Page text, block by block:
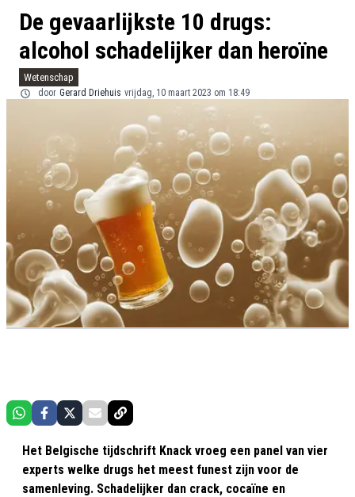
De gevaarlijkste 10 drugs:
alcohol schadelijker dan heroïne
Wetenschap
door Gerard Driehuis vrijdag, 10 maart 2023 om 18:49
Het Belgische tijdschrift Knack vroeg een panel van vier
experts welke drugs het meest funest zijn voor de
samenleving. Schadelijker dan crack, cocaïne en